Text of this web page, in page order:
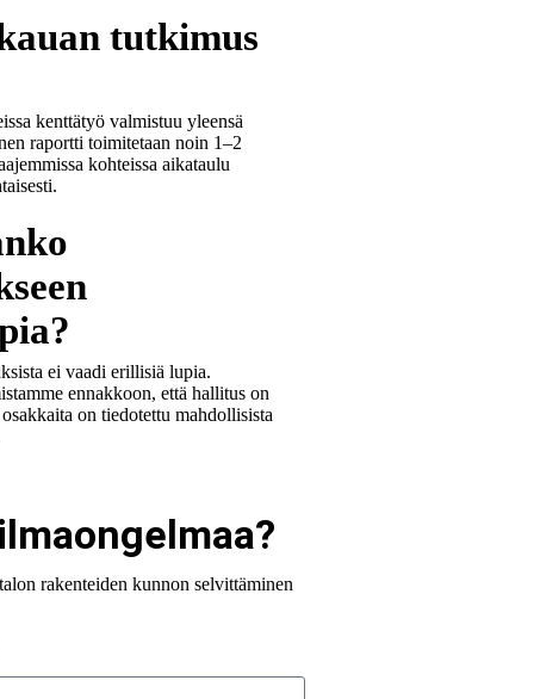
tutkimus
kenttätyö valmistuu yleensä
raportti toimitetaan noin 1–2
kohteissa aikataulu
ei vaadi erillisiä lupia.
ennakkoon, että hallitus on
on tiedotettu mahdollisista
rakenteiden kunnon selvittäminen